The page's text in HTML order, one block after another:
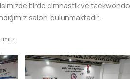
birde cimnastik ve taekwondo
salon bulunmaktadır.